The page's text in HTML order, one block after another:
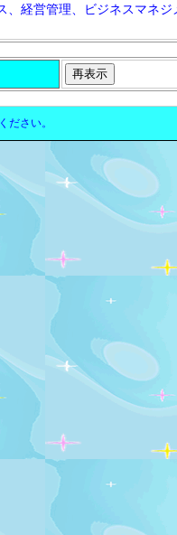
、経営管理、ビジネスマネジ
ださい。